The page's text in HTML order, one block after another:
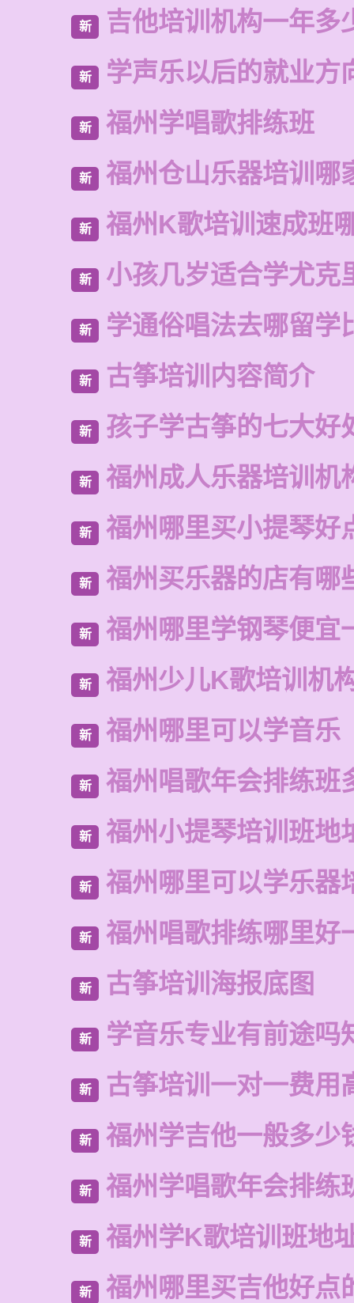
新 吉他培训机构一年多
新 学声乐以后的就业方
新 福州学唱歌排练班
新 福州仓山乐器培训哪
新 福州K歌培训速成班
新 小孩几岁适合学尤克
新 学通俗唱法去哪留学
新 古筝培训内容简介
新 孩子学古筝的七大好
新 福州成人乐器培训机
新 福州哪里买小提琴好
新 福州买乐器的店有哪
新 福州哪里学钢琴便宜
新 福州少儿K歌培训机
新 福州哪里可以学音乐
新 福州唱歌年会排练班
新 福州小提琴培训班地
新 福州哪里可以学乐器
新 福州唱歌排练哪里好
新 古筝培训海报底图
新 学音乐专业有前途吗
新 古筝培训一对一费用
新 福州学吉他一般多少
新 福州学唱歌年会排练
新 福州学K歌培训班地
新 福州哪里买吉他好点